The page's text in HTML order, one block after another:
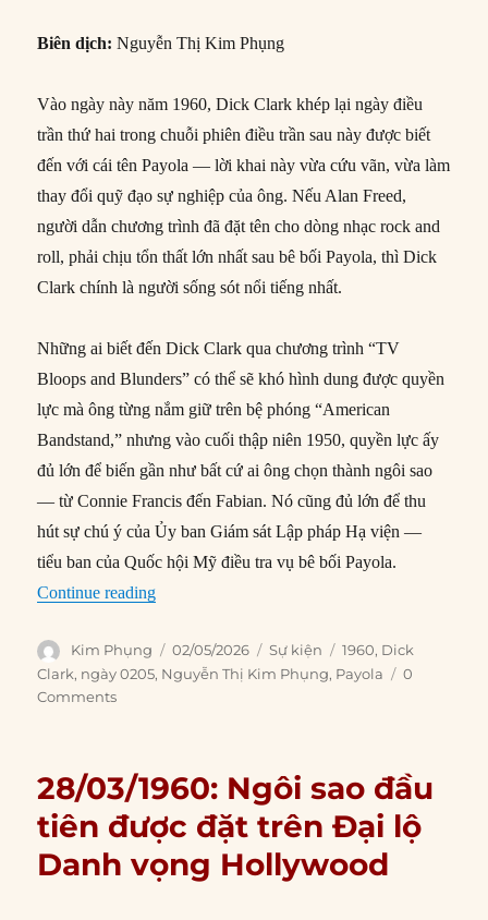
Biên dịch: Nguyễn Thị Kim Phụng
Vào ngày này năm 1960, Dick Clark khép lại ngày điều
trần thứ hai trong chuỗi phiên điều trần sau này được biết
đến với cái tên Payola — lời khai này vừa cứu vãn, vừa làm
thay đổi quỹ đạo sự nghiệp của ông. Nếu Alan Freed,
người dẫn chương trình đã đặt tên cho dòng nhạc rock and
roll, phải chịu tổn thất lớn nhất sau bê bối Payola, thì Dick
Clark chính là người sống sót nổi tiếng nhất.
Những ai biết đến Dick Clark qua chương trình “TV
Bloops and Blunders” có thể sẽ khó hình dung được quyền
lực mà ông từng nắm giữ trên bệ phóng “American
Bandstand,” nhưng vào cuối thập niên 1950, quyền lực ấy
đủ lớn để biến gần như bất cứ ai ông chọn thành ngôi sao
— từ Connie Francis đến Fabian. Nó cũng đủ lớn để thu
hút sự chú ý của Ủy ban Giám sát Lập pháp Hạ viện —
tiểu ban của Quốc hội Mỹ điều tra vụ bê bối Payola.
Continue reading“02/05/1960: Dick Clark thoát khỏi bê bối
Author
Kim Phụng
Posted
on
02/05/2026 Categories
Sự kiện Tags
1960, Dick
Clark, ngày 0205, Nguyễn Thị Kim Phụng, Payola
0
Comments
28/03/1960: Ngôi sao đầu
tiên được đặt trên Đại lộ
Danh vọng Hollywood